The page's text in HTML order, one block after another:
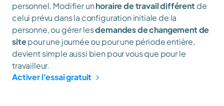
personnel. Modifier un horaire de travaildifférent de
celui prévu dans la configuration initiale de la
personne, ou gérer les demandes de changement de
site pour une journée ou pour une période entière,
devient simple aussi bien pour vous que pour le
travailleur.
Activer l'essai gratuit